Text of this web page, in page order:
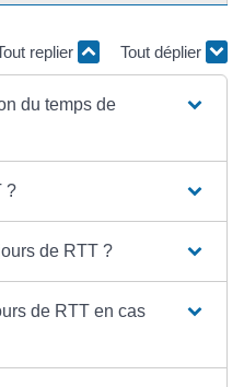
replier Tout déplier
du temps de
?
de RTT ?
de RTT en cas